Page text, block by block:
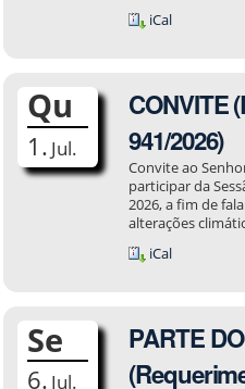
iCal
Qu
1. Jul.
CONVITE
941/2026)
Convite ao
participar da
2026, a fim de
alterações
iCal
Se
6. Jul.
PARTE